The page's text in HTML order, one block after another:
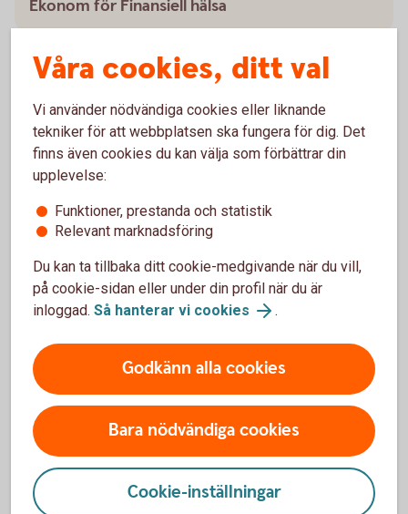
Ekonom för Finansiell hälsa
Verktyg för att ha koll på budget
Det finns både verktyg och knep för att få bättre koll
på sin ekonomi.
Checklista - Ta kontroll över ekonomin (pdf)
Utgiftskollen - ett digitalt verktyg
Budgetsnurran -få koll på din
ekonomi
Vi har räknat ut de nödvändiga levnadskostnader
(januari 2025). Fyll i dina egna kostnader och jämför.
Tänk på att siffrorna i mallen motsvarar kostnaden
för det som är nödvändigt, inte något genomsnitt på
Våra cookies, ditt val
Vi använder nödvändiga cookies eller liknande
tekniker för att webbplatsen ska fungera för dig. Det
finns även cookies du kan välja som förbättrar din
upplevelse:
Funktioner, prestanda och statistik
Relevant marknadsföring
Du kan ta tillbaka ditt cookie-medgivande när du vill,
på cookie-sidan eller under din profil när du är
inloggad. Så hanterar vi cookies .
Godkänn alla cookies
Bara nödvändiga cookies
Cookie-inställningar